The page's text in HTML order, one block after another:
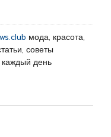
мода, красота,
советы
каждый день